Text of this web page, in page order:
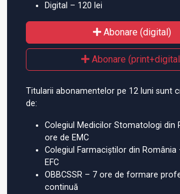
Digital – 120 lei
Abonare (digital)
Abonare
Titularii abonamentelor pe 12 luni sunt
de:
Colegiul Medicilor Stomatologi din
ore de EMC
Colegiul Farmaciștilor din România
EFC
OBBCSSR – 7 ore de formare
continuă